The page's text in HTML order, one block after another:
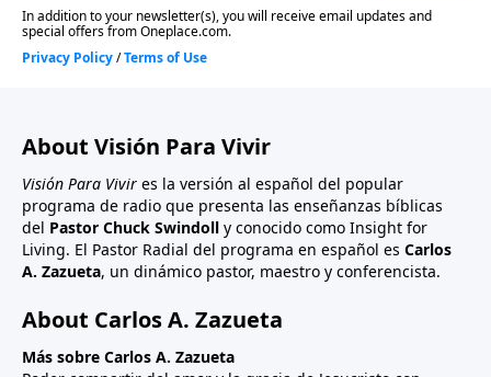
About Visión Para Vivir
Visión Para Vivir es la versión al español del popular
programa de radio que presenta las enseñanzas bíblicas
del Pastor Chuck Swindoll y conocido como Insight for
Living. El Pastor Radial del programa en español es Carlos
A. Zazueta, un dinámico pastor, maestro y conferencista.
About Carlos A. Zazueta
Más sobre Carlos A. Zazueta